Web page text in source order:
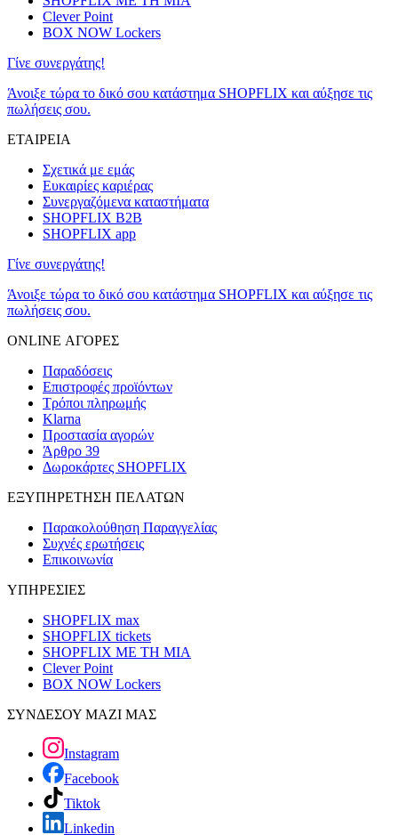
Clever Point
BOX NOW Lockers
Γίνε συνεργάτης!
Άνοιξε τώρα το δικό σου κατάστημα SHOPFLIX και αύξησε τις
πωλήσεις σου.
ΕΤΑΙΡΕΙΑ
Σχετικά με εμάς
Ευκαιρίες καριέρας
Συνεργαζόμενα καταστήματα
SHOPFLIX B2B
SHOPFLIX app
Γίνε συνεργάτης!
Άνοιξε τώρα το δικό σου κατάστημα SHOPFLIX και αύξησε τις
πωλήσεις σου.
ONLINE ΑΓΟΡΕΣ
Παραδόσεις
Επιστροφές προϊόντων
Τρόποι πληρωμής
Klarna
Προστασία αγορών
Άρθρο 39
Δωροκάρτες SHOPFLIX
ΕΞΥΠΗΡΕΤΗΣΗ ΠΕΛΑΤΩΝ
Παρακολούθηση Παραγγελίας
Συχνές ερωτήσεις
Επικοινωνία
ΥΠΗΡΕΣΙΕΣ
SHOPFLIX max
SHOPFLIX tickets
SHOPFLIX ΜΕ ΤΗ ΜΙΑ
Clever Point
BOX NOW Lockers
ΣΥΝΔΕΣΟΥ ΜΑΖΙ ΜΑΣ
Instagram
Facebook
Tiktok
Linkedin